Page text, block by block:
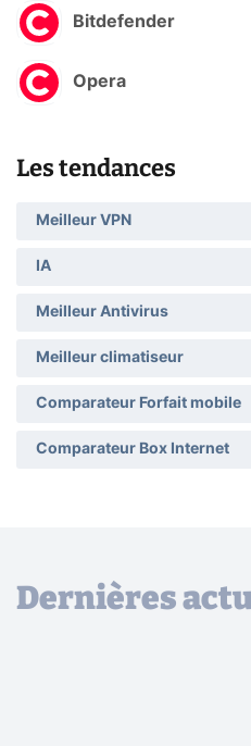
Bitdefender
Opera
Les tendances
Meilleur VPN
IA
Meilleur Antivirus
Meilleur climatiseur
Comparateur Forfait mobile
Comparateur Box Internet
Dernières